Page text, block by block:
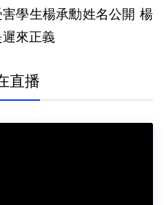
學生楊承勳姓名公開 楊
來正義
直播